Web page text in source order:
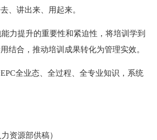
、讲出来、用起来。
提升的重要性和紧迫性，将培训学到
结合，推动培训成果转化为管理实效。
全业态、全过程、全专业知识，系统
资源部供稿）